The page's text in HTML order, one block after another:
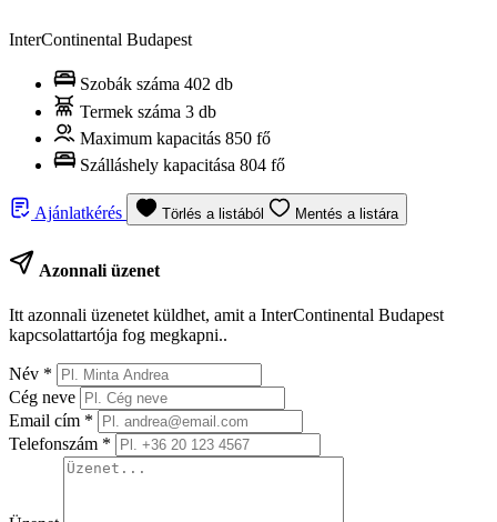
InterContinental Budapest
Szobák száma 402 db
Termek száma 3 db
Maximum kapacitás 850 fő
Szálláshely kapacitása 804 fő
Ajánlatkérés Törlés a listából Mentés a listára
Azonnali üzenet
Itt azonnali üzenetet küldhet, amit a InterContinental Budapest
kapcsolattartója fog megkapni..
Név *
Cég neve
Email cím *
Telefonszám *